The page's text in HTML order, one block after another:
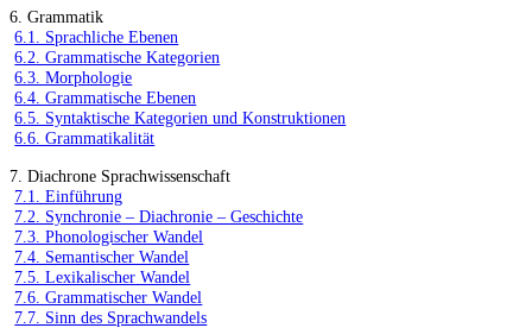
6. Grammatik
6.1. Sprachliche Ebenen
6.2. Grammatische Kategorien
6.3. Morphologie
6.4. Grammatische Ebenen
6.5. Syntaktische Kategorien und Konstruktionen
6.6. Grammatikalität
7. Diachrone Sprachwissenschaft
7.1. Einführung
7.2. Synchronie – Diachronie – Geschichte
7.3. Phonologischer Wandel
7.4. Semantischer Wandel
7.5. Lexikalischer Wandel
7.6. Grammatischer Wandel
7.7. Sinn des Sprachwandels